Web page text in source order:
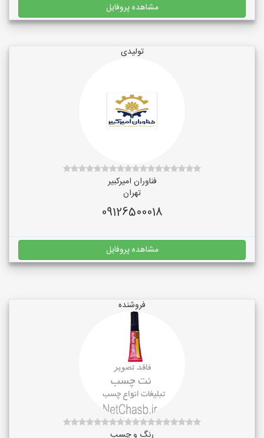
مشاهده پروفایل
تولیدی
فناوران امیرکبیر
تهران
09126500018
مشاهده پروفایل
فروشنده
رنگ و چسب